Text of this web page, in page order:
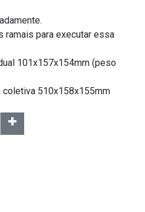
ramais para executar essa
101x157x154mm (peso
510x158x155mm